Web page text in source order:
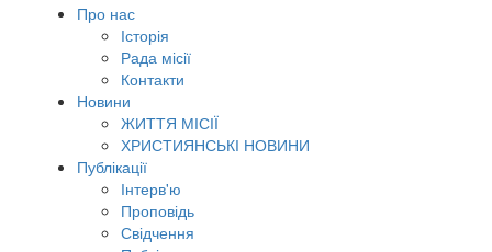
Про нас
Історія
Рада місії
Контакти
Новини
ЖИТТЯ МІСІЇ
ХРИСТИЯНСЬКІ НОВИНИ
Публікації
Інтерв'ю
Проповідь
Свідчення